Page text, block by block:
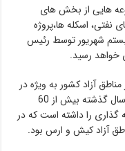
هایی از بخش های
نفتی، اسکله ها،پروژه
شهریور توسط رئیس
خواهد رسید.
آزاد کشور به ویژه در
جزیره کیش گفت: خوشبختانه مناطق آزاد در سال گذشته بیش از 60
سرمایه گذاری را داشته است که در
آزاد کیش و ارس بود.